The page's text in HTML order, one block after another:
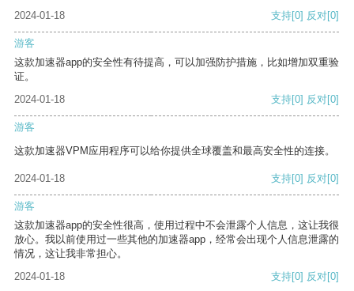
2024-01-18 支持[0] 反对[0]
游客
这款加速器app的安全性有待提高，可以加强防护措施，比如增加双重验
证。
2024-01-18
支持[0] 反对[0]
游客
这款加速器VPM应用程序可以给你提供全球覆盖和最高安全性的连接。
2024-01-18 支持[0] 反对[0]
游客
这款加速器app的安全性很高，使用过程中不会泄露个人信息，这让我很
放心。我以前使用过一些其他的加速器app，经常会出现个人信息泄露的
情况，这让我非常担心。
2024-01-18
支持[0] 反对[0]